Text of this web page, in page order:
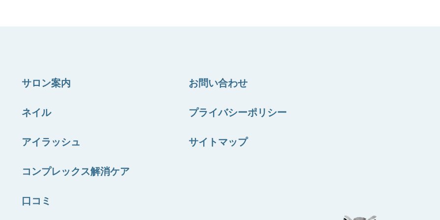
サロン案内
ネイル
アイラッシュ
コンプレックス解消ケア
口コミ
お問い合わせ
プライバシーポリシー
サイトマップ